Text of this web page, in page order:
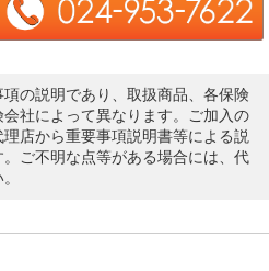
の説明であり、取扱商品、各保険
社によって異なります。ご加入の
店から重要事項説明書等による説
ご不明な点等がある場合には、代